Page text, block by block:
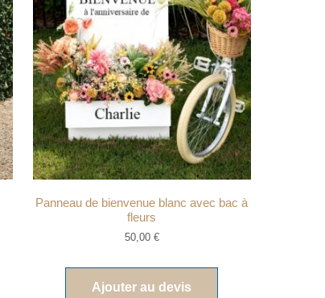
Panneau de bienvenue blanc avec bac à
fleurs
50,00 €
Ajouter au devis